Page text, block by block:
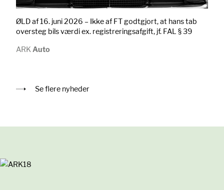
ØLD af 16. juni 2026 – Ikke af FT godtgjort, at hans tab
oversteg bils værdi ex. registreringsafgift, jf. FAL § 39
ARK Auto
Se flere nyheder